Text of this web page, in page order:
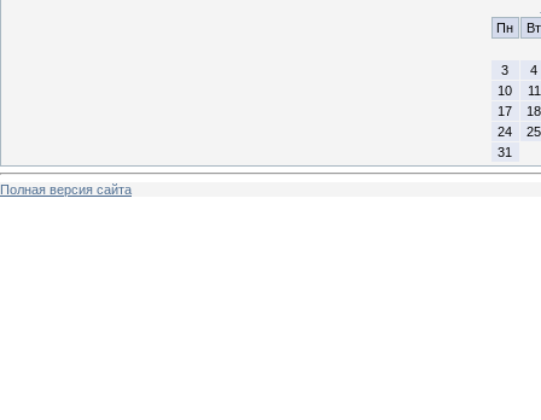
Пн
Вт
3
4
10
11
17
18
24
25
31
Полная версия сайта